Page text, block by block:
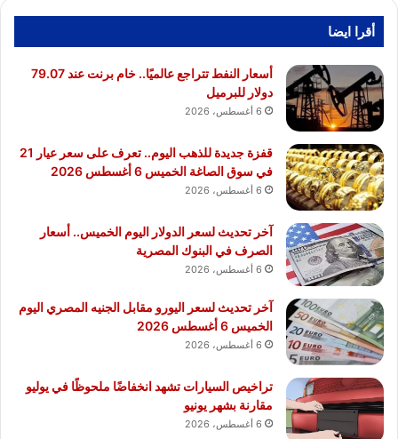
أقرا ايضا
أسعار النفط تتراجع عالميًا.. خام برنت عند 79.07
دولار للبرميل
6 أغسطس، 2026
قفزة جديدة للذهب اليوم.. تعرف على سعر عيار 21
في سوق الصاغة الخميس 6 أغسطس 2026
6 أغسطس، 2026
آخر تحديث لسعر الدولار اليوم الخميس.. أسعار
الصرف في البنوك المصرية
6 أغسطس، 2026
آخر تحديث لسعر اليورو مقابل الجنيه المصري اليوم
الخميس 6 أغسطس 2026
6 أغسطس، 2026
تراخيص السيارات تشهد انخفاضًا ملحوظًا في يوليو
مقارنة بشهر يونيو
6 أغسطس، 2026